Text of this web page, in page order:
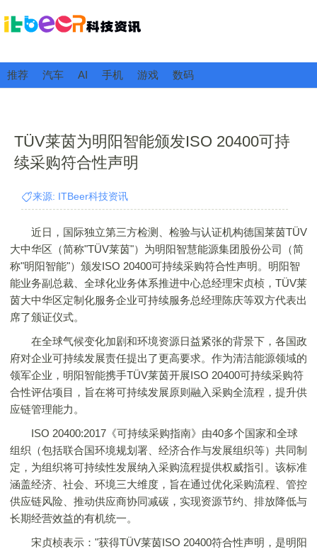
推荐 汽车 AI 手机 游戏 数码
TÜV莱茵为明阳智能颁发ISO 20400可持
续采购符合性声明
来源: ITBeer科技资讯
近日，国际独立第三方检测、检验与认证机构德国莱茵TÜV
大中华区（简称"TÜV莱茵"）为明阳智慧能源集团股份公司（简
称"明阳智能"）颁发ISO 20400可持续采购符合性声明。明阳智
能业务副总裁、全球化业务体系推进中心总经理宋贞桢，TÜV莱
茵大中华区定制化服务企业可持续服务总经理陈庆等双方代表出
席了颁证仪式。
在全球气候变化加剧和环境资源日益紧张的背景下，各国政
府对企业可持续发展责任提出了更高要求。作为清洁能源领域的
领军企业，明阳智能携手TÜV莱茵开展ISO 20400可持续采购符
合性评估项目，旨在将可持续发展原则融入采购全流程，提升供
应链管理能力。
ISO 20400:2017《可持续采购指南》由40多个国家和全球
组织（包括联合国环境规划署、经济合作与发展组织等）共同制
定，为组织将可持续性发展纳入采购流程提供权威指引。该标准
涵盖经济、社会、环境三大维度，旨在通过优化采购流程、管控
供应链风险、推动供应商协同减碳，实现资源节约、排放降低与
长期经营效益的有机统一。
宋贞桢表示："获得TÜV莱茵ISO 20400符合性声明，是明阳